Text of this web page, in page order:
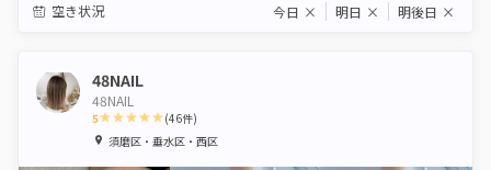
空き状況 今日 × 明日 × 明後日 ×
48NAIL
48NAIL
5
1 2 3 4 5
(46件)
須磨区・垂水区・西区